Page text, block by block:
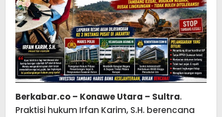
Berkabar.co – Konawe Utara – Sultra.
Praktisi hukum Irfan Karim, S.H. berencana